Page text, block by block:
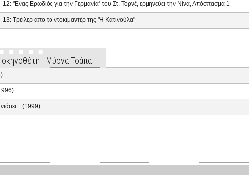
"Ενας Ερωδιός για την Γερμανία" του Στ. Τορνέ, ερμηνεύει την Νίνα, Απόσπασμα 1
Τρέιλερ απο το ντοκιμαντέρ της "Η Κατινούλα"
σκηνοθέτη - Μύρνα Τσάπα
(1999)